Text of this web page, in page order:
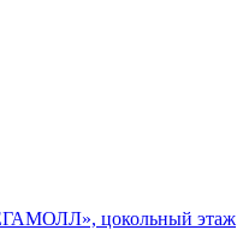
цокольный этаж